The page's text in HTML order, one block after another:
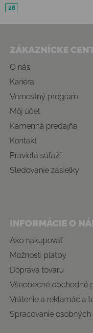
28
ZÁKAZNÍCKE
O nás
Kariéra
Vernostný program
Môj účet
Kamenná predajňa
Kontakt
Pravidlá súťaží
Sledovanie zásielky
INFORMÁCIE O
Ako nakupovať
Možnosti platby
Doprava tovaru
Všeobecné obchodné
Vrátenie a reklamácia
Spracovanie osobných